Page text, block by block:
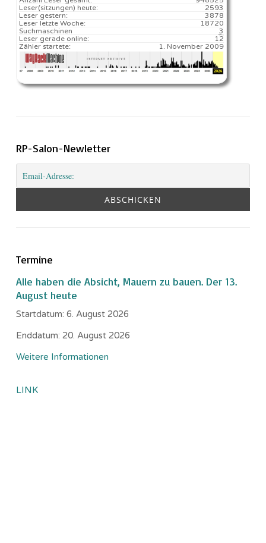
2593️
Leser(sitzungen) heute:
3878
Leser gestern:
18720️
Leser letzte Woche:
3
Suchmaschinen
12
Leser gerade online:
1. November 2009
Zähler startete:
RP-Salon-Newletter
Termine
Alle haben die Absicht, Mauern zu bauen. Der 13.
August heute
Startdatum: 6. August 2026
Enddatum: 20. August 2026
Weitere Informationen
LINK